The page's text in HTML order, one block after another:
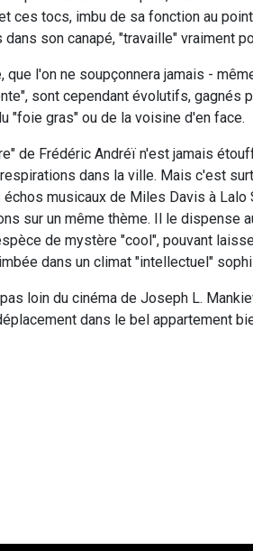
ces tocs, imbu de sa fonction au
son canapé, "travaille" vraiment
l'on ne soupçonnera jamais -
sont cependant évolutifs, gagnés
"foie gras" ou de la voisine d'en face.
de Frédéric Andréï n'est jamais
dans la ville. Mais c'est
musicaux de Miles Davis à Lalo
sur un même thème. Il le dispense
de mystère "cool", pouvant
dans un climat "intellectuel"
loin du cinéma de Joseph L.
dans le bel appartement